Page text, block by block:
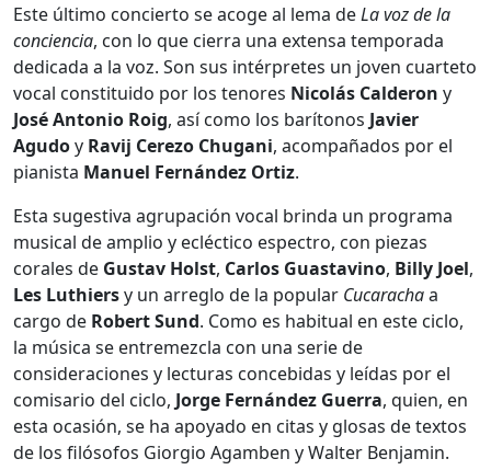
Este último concierto se acoge al lema deLa voz de la
conciencia, con lo que cierra una extensa temporada
dedicada a la voz. Son sus intérpretes un joven cuarteto
vocal constituido por los tenores Nicolás Calderon y
José Antonio Roig, así como los barítonos Javier
Agudoy Ravij Cerezo Chugani, acompañados por el
pianista Manuel Fernández Ortiz.
Esta sugestiva agrupación vocal brinda un programa
musical de amplio y ecléctico espectro, con piezas
corales de Gustav Holst, Carlos Guastavino, Billy Joel,
Les Luthiersy un arreglo de la popular Cucarachaa
cargo de Robert Sund. Como es habitual en este ciclo,
la música se entremezcla con una serie de
consideraciones y lecturas concebidas y leídas por el
comisario del ciclo, Jorge Fernández Guerra, quien, en
esta ocasión, se ha apoyado en citas y glosas de textos
de los filósofos Giorgio Agamben y Walter Benjamin.